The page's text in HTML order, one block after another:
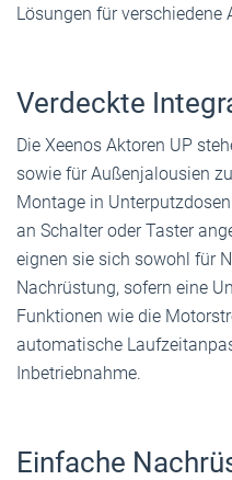
Lösungen für verschiedene
Verdeckte
Die Xeenos Aktoren UP
sowie für Außenjalousien
Montage in
an Schalter oder Taster
eignen sie sich sowohl für
Nachrüstung, sofern eine
Funktionen wie die
automatische
Inbetriebnahme.
Einfache